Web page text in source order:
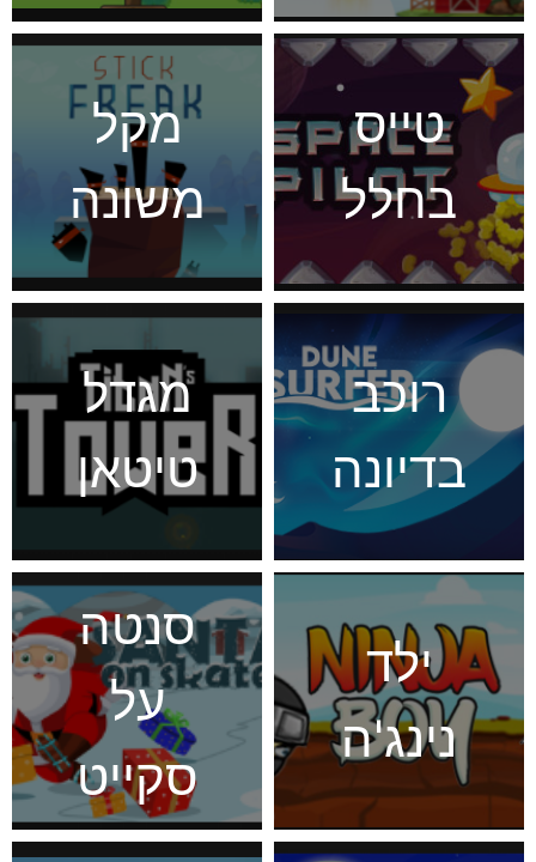
טייס
בחלל
מקל
משונה
רוכב
בדיונה
מגדל
טיטאן
ילד
נינג'ה
סנטה
על
סקייט